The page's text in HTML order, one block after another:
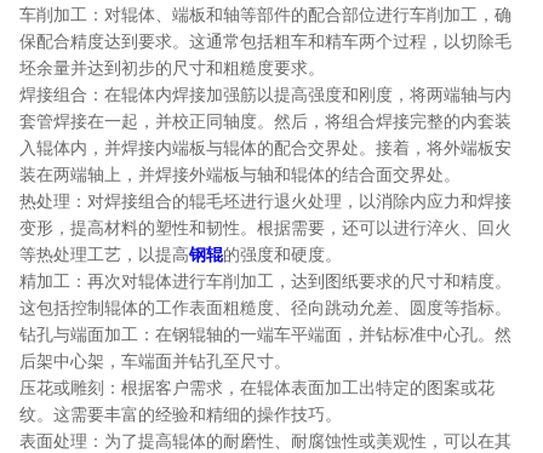
车削加工：对辊体、端板和轴等部件的配合部位进行车削加工，确
保配合精度达到要求。这通常包括粗车和精车两个过程，以切除毛
坯余量并达到初步的尺寸和粗糙度要求。
焊接组合：在辊体内焊接加强筋以提高强度和刚度，将两端轴与内
套管焊接在一起，并校正同轴度。然后，将组合焊接完整的内套装
入辊体内，并焊接内端板与辊体的配合交界处。接着，将外端板安
装在两端轴上，并焊接外端板与轴和辊体的结合面交界处。
热处理：对焊接组合的辊毛坯进行退火处理，以消除内应力和焊接
变形，提高材料的塑性和韧性。根据需要，还可以进行淬火、回火
等热处理工艺，以提高钢辊的强度和硬度。
精加工：再次对辊体进行车削加工，达到图纸要求的尺寸和精度。
这包括控制辊体的工作表面粗糙度、径向跳动允差、圆度等指标。
钻孔与端面加工：在钢辊轴的一端车平端面，并钻标准中心孔。然
后架中心架，车端面并钻孔至尺寸。
压花或雕刻：根据客户需求，在辊体表面加工出特定的图案或花
纹。这需要丰富的经验和精细的操作技巧。
表面处理：为了提高辊体的耐磨性、耐腐蚀性或美观性，可以在其